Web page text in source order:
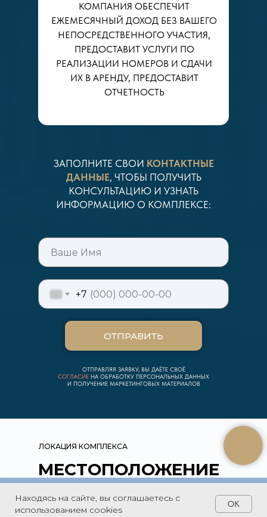
ПОДОБРАТЬ НОМЕР
ЗАПОЛНИТЕ СВОИ КОНТАКТНЫЕ
ДАННЫЕ, ЧТОБЫ ПОЛУЧИТЬ
КОНСУЛЬТАЦИЮ И УЗНАТЬ
ИНФОРМАЦИЮ О КОМПЛЕКСЕ:
ОТПРАВЛЯЯ ЗАЯВКУ, ВЫ ДАЁТЕ СВОЁ
СОГЛАСИЕ НА ОБРАБОТКУ ПЕРСОНАЛЬНЫХ ДАННЫХ
И ПОЛУЧЕНИЕ МАРКЕТИНГОВЫХ МАТЕРИАЛОВ
+7
ОТПРАВИТЬ
КОМПАНИЯ ОБЕСПЕЧИТ
ЕЖЕМЕСЯЧНЫЙ ДОХОД БЕЗ ВАШЕГО
НЕПОСРЕДСТВЕННОГО УЧАСТИЯ,
ПРЕДОСТАВИТ УСЛУГИ ПО
РЕАЛИЗАЦИИ НОМЕРОВ И СДАЧИ
ИХ В АРЕНДУ, ПРЕДОСТАВИТ
ОТЧЕТНОСТЬ
МЕСТОПОЛОЖЕНИЕ
ЛОКАЦИЯ КОМПЛЕКСА
ВСЕСЕЗОННЫЙ РАЗВИВАЮЩИЙСЯ
Находясь на сайте, вы соглашаетесь с
использованием cookies
OK